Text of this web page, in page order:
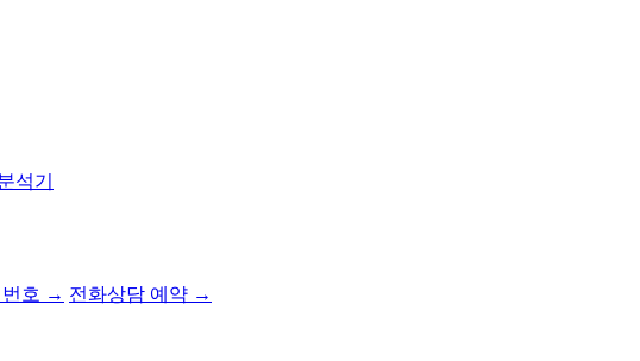
석기
번호 → 전화상담 예약 →